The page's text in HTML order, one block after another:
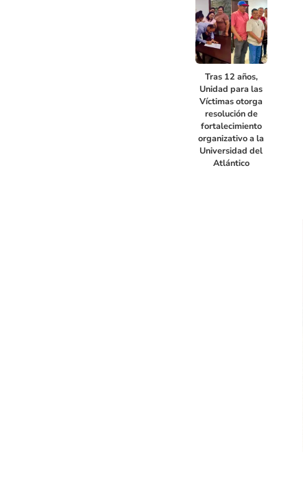
Tras 12 años,
Unidad para las
Víctimas otorga
resolución de
fortalecimiento
organizativo a la
Universidad del
Atlántico